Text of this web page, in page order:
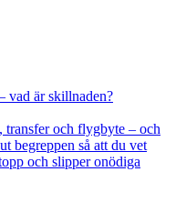
vad är skillnaden?
transfer och flygbyte – och
begreppen så att du vet
och slipper onödiga